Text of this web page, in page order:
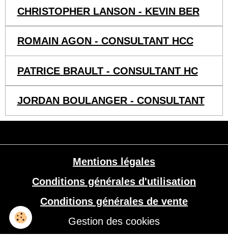
CHRISTOPHER LANSON - KEVIN BER
ROMAIN AGON - CONSULTANT HCC
PATRICE BRAULT - CONSULTANT HC
JORDAN BOULANGER - CONSULTANT
Mentions légales
Conditions générales d'utilisation
Conditions générales de vente
Gestion des cookies